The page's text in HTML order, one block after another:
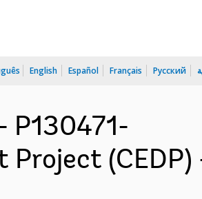
English Español Français Русский
P130471-
(CEDP)